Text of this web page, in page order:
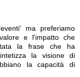
ma preferiamo
e l'impatto che
la frase che ha
la visione di
la capacità di